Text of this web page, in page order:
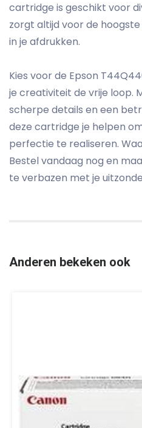
cartridge is geschikt voor
zorgt altijd voor de
in je afdrukken.
Kies voor de Epson
je creativiteit de vrije loop.
scherpe details en een
deze cartridge je helpen
perfectie te realiseren.
Bestel vandaag nog en
te verbazen met je
Anderen bekeken ook